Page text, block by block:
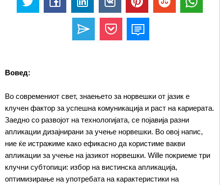
Вовед:
Во современиот свет, знаењето за норвешки от јазик е
клучен фактор за успешна комуникација и раст на кариерата.
Заедно со развојот на технологијата, се појавија разни
апликации дизајнирани за учење норвешки. Во овој напис,
ние ќе истражиме како ефикасно да користиме вакви
апликации за учење на јазикот норвешки. Willе покриеме три
клучни субтопици: избор на вистинска апликација,
оптимизирање на употребата на карактеристики на